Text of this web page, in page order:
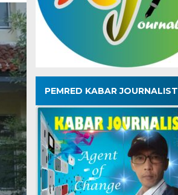
PEMRED KABAR JOURNALIST